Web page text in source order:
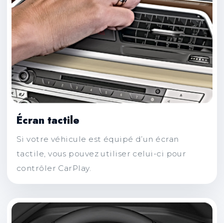
Écran tactile
Si votre véhicule est équipé d’un écran
tactile, vous pouvez utiliser celui-ci pour
contrôler CarPlay.